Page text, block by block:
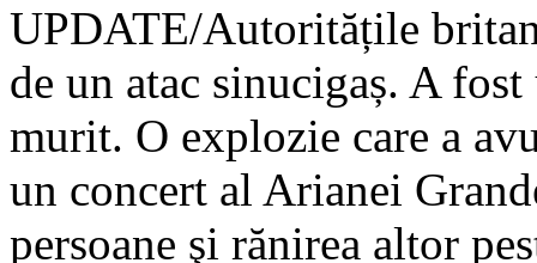
UPDATE/Autoritățile
de un atac sinucigaș. A
murit. O explozie care a
un concert al Arianei
persoane şi rănirea altor